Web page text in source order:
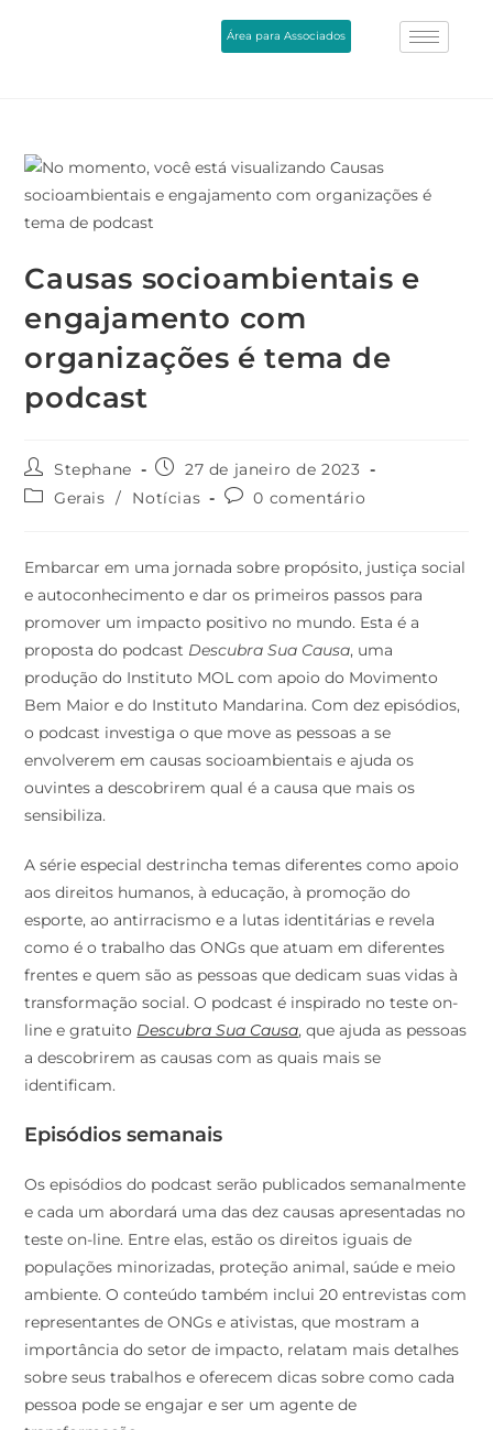
Área para Associados
Causas socioambientais e
engajamento com
organizações é tema de
podcast
Stephane
27 de janeiro de 2023
Gerais / Notícias 0 comentário
Embarcar em uma jornada sobre propósito, justiça social
e autoconhecimento e dar os primeiros passos para
promover um impacto positivo no mundo. Esta é a
proposta do podcast Descubra Sua Causa, uma
produção do Instituto MOL com apoio do Movimento
Bem Maior e do Instituto Mandarina. Com dez episódios,
o podcast investiga o que move as pessoas a se
envolverem em causas socioambientais e ajuda os
ouvintes a descobrirem qual é a causa que mais os
sensibiliza.
A série especial destrincha temas diferentes como apoio
aos direitos humanos, à educação, à promoção do
esporte, ao antirracismo e a lutas identitárias e revela
como é o trabalho das ONGs que atuam em diferentes
frentes e quem são as pessoas que dedicam suas vidas à
transformação social. O podcast é inspirado no teste on-
line e gratuito Descubra Sua Causa, que ajuda as pessoas
a descobrirem as causas com as quais mais se
identificam.
Episódios semanais
Os episódios do podcast serão publicados semanalmente
e cada um abordará uma das dez causas apresentadas no
teste on-line. Entre elas, estão os direitos iguais de
populações minorizadas, proteção animal, saúde e meio
ambiente. O conteúdo também inclui 20 entrevistas com
representantes de ONGs e ativistas, que mostram a
importância do setor de impacto, relatam mais detalhes
sobre seus trabalhos e oferecem dicas sobre como cada
pessoa pode se engajar e ser um agente de